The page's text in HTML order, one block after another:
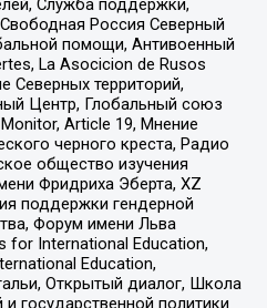
Служба поддержки,
Россия Северный
помощи, Антивоенный
La Asocicion de Rusos
Северных территорий,
Центр, Глобальный союз
Article 19, Мнение
черного креста, Радио
общество изучения
Фридриха Эберта, XZ
поддержки гендерной
Форум имени Льва
for International Education,
Education,
Открытый диалог, Школа
государственной политики